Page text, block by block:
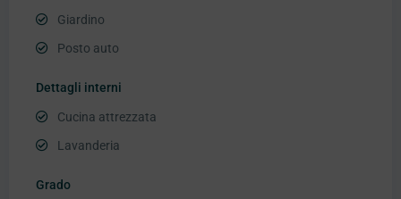
Giardino
Posto auto
Dettagli interni
Cucina attrezzata
Lavanderia
Grado